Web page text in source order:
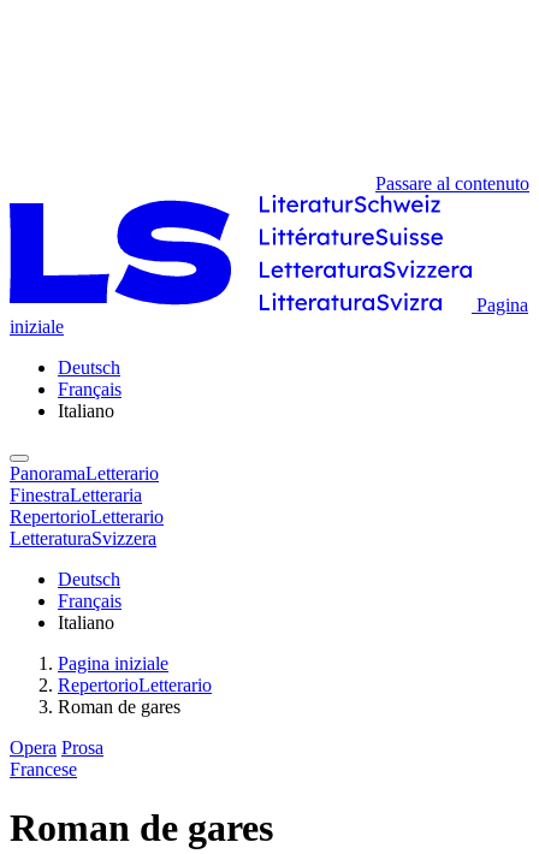
Passare al contenuto
Pagina
iniziale
Deutsch
Français
Italiano
PanoramaLetterario
FinestraLetteraria
RepertorioLetterario
LetteraturaSvizzera
Deutsch
Français
Italiano
Pagina iniziale
RepertorioLetterario
Roman de gares
Opera Prosa
Francese
Roman de gares